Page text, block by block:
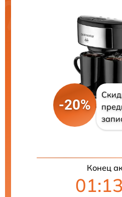
-20%
Конец